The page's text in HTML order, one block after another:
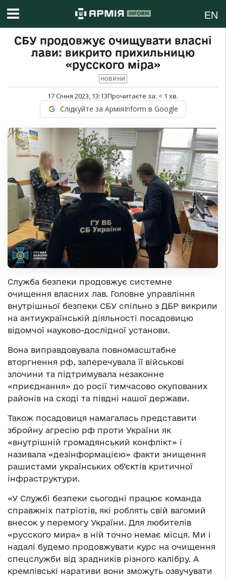
EN
СБУ продовжує очищувати власні
лави: викрито прихильницю
«русского міра»
НОВИНИ
17 Січня 2023, 13:13Прочитаєте за: < 1 хв.
Слідкуйте за АрміяInform в Google
Служба безпеки продовжує системне
очищення власних лав. Головне управління
внутрішньої безпеки СБУ спільно з ДБР викрили
на антиукраїнській діяльності посадовицю
відомчої науково-дослідної установи.
Вона виправдовувала повномасштабне
вторгнення рф, заперечувала її військові
злочини та підтримувала незаконне
«приєднання» до росії тимчасово окупованих
районів на сході та півдні нашої держави.
Також посадовиця намагалась представити
збройну агресію рф проти України як
«внутрішній громадянський конфлікт» і
називала «дезінформацією» факти знищення
рашистами українських об’єктів критичної
інфраструктури.
«У Службі безпеки сьогодні працює команда
справжніх патріотів, які роблять свій вагомий
внесок у перемогу України. Для любителів
«русского мира» в ній точно немає місця. Ми і
надалі будемо продовжувати курс на очищення
спецслужби від зрадників різного калібру. А
кремлівські наративи вони зможуть озвучувати